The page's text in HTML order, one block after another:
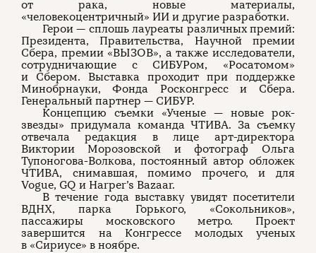
от рака, новые материалы,
«человекоцентричный» ИИ и другие разработки.
Герои — сплошь лауреаты различных премий:
Президента, Правительства, Научной премии
Сбера, премии «ВЫЗОВ», а также исследователи,
сотрудничающие с СИБУРом, «Росатомом»
и Сбером. Выставка проходит при поддержке
Минобрнауки, Фонда Росконгресс и Сбера.
Генеральный партнер — СИБУР.
Концепцию съемки «Ученые — новые рок-
звезды» придумала команда ЧТИВА. За съемку
отвечала редакция в лице арт-директора
Виктории Морозовской и фотограф Ольга
Тупоногова-Волкова, постоянный автор обложек
ЧТИВА, снимавшая, помимо прочего, и для
Vogue, GQ и Harper’s Bazaar.
В течение года выставку увидят посетители
ВДНХ, парка Горького, «Сокольников»,
пассажиры московского метро. Проект
завершится на Конгрессе молодых ученых
в «Сириусе» в ноябре.